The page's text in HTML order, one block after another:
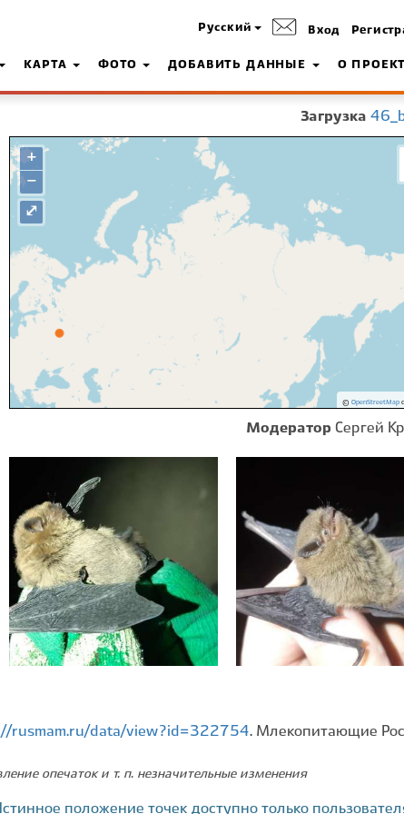
Русский Вход
КАРТА ФОТО ДОБАВИТЬ ДАННЫЕ О
Загрузка
+
−
© OpenStreetMap
⤢
Модератор Сергей
rusmam.ru/data/view?id=322754. Млекопитающие
опечаток и т. п. незначительные изменения
положение точек доступно только